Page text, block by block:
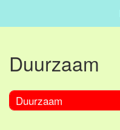
Duurzaam
Duurzaam